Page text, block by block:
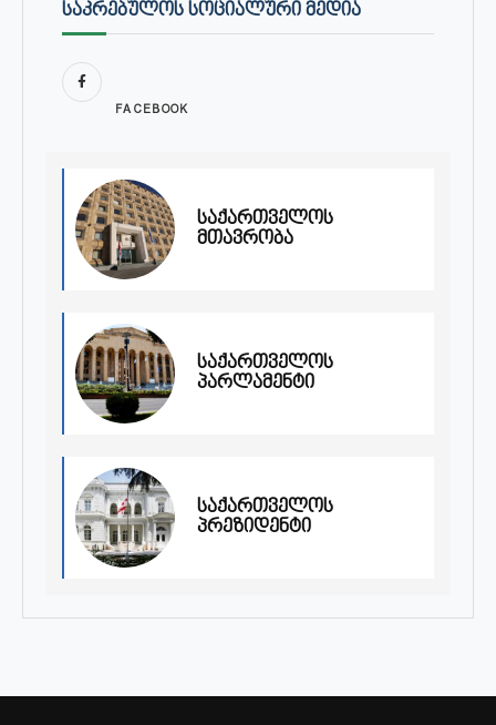
ᲡᲐᲙᲠᲔᲑᲣᲚᲝᲡ ᲡᲝᲪᲘᲐᲚᲣᲠᲘ ᲛᲔᲓᲘᲐ
FACEBOOK
საქართველოს
მთავრობა
საქართველოს
პარლამენტი
საქართველოს
პრეზიდენტი